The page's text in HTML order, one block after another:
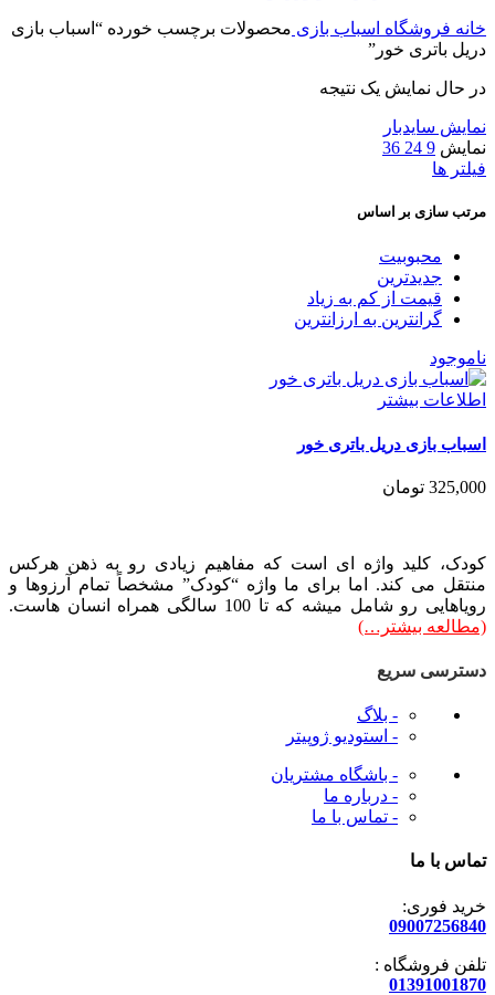
خانه فروشگاه اسباب بازی محصولات برچسب خورده “اسباب بازی
دریل باتری خور”
در حال نمایش یک نتیجه
نمایش سایدبار
نمایش 9
24
36
فیلتر ها
مرتب سازی بر اساس
محبوبیت
جدیدترین
قیمت از کم به زیاد
گرانترین به ارزانترین
ناموجود
اطلاعات بیشتر
اسباب بازی دریل باتری خور
325,000 تومان
کودک، کلید واژه ای است که مفاهیم زیادی رو به ذهن هرکس
منتقل می کند. اما برای ما واژه “کودک” مشخصاً تمام آرزوها و
رویاهایی رو شامل میشه که تا 100 سالگی همراه انسان هاست.
(مطالعه بیشتر…)
دسترسی سریع
- بلاگ
- استودیو ژوپیتر
- باشگاه مشتریان
- درباره ما
- تماس با ما
تماس با ما
خرید فوری:
09007256840
تلفن فروشگاه :
01391001870